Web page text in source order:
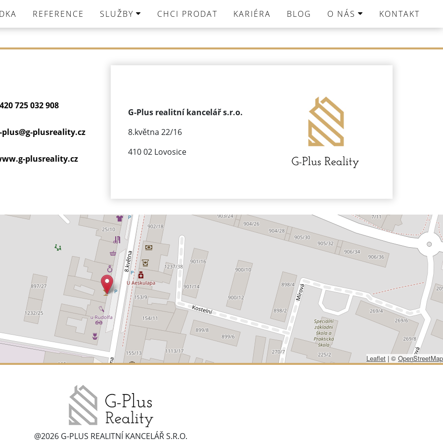
REFERENCE SLUŽBY CHCI PRODAT KARIÉRA BLOG O NÁS KONTAKT
725 032 908
plus@g-plusreality.cz
plusreality.cz
G-Plus realitní kancelář s.r.o.
8.května 22/16
410 02 Lovosice
Leaflet | © OpenStreetMap
@2026 G-PLUS REALITNÍ KANCELÁŘ S.R.O.